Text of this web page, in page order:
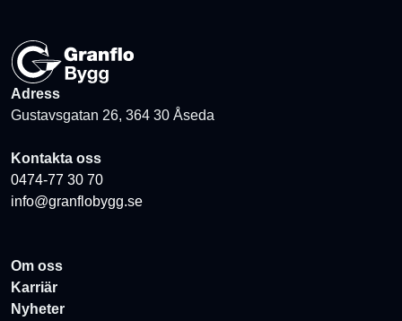
Adress
Gustavsgatan 26, 364 30 Åseda
Kontakta oss
0474-77 30 70
info@granflobygg.se
Om oss
Karriär
Nyheter